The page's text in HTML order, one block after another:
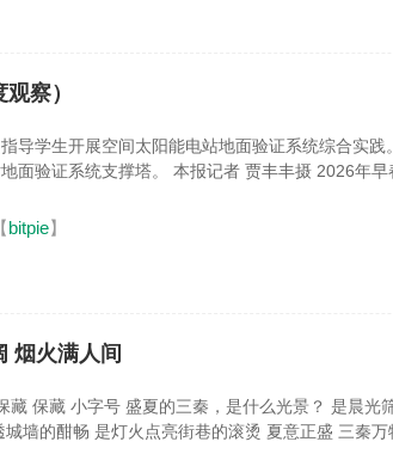
察）
导学生开展空间太阳能电站地面验证系统综合实
面验证系统支撑塔。 本报记者 贾丰丰摄 2026年早
【bitpie】
烟火满人间
藏 保藏 小字号 盛夏的三秦，是什么光景？ 是晨光
墙的酣畅 是灯火点亮街巷的滚烫 夏意正盛 三秦万